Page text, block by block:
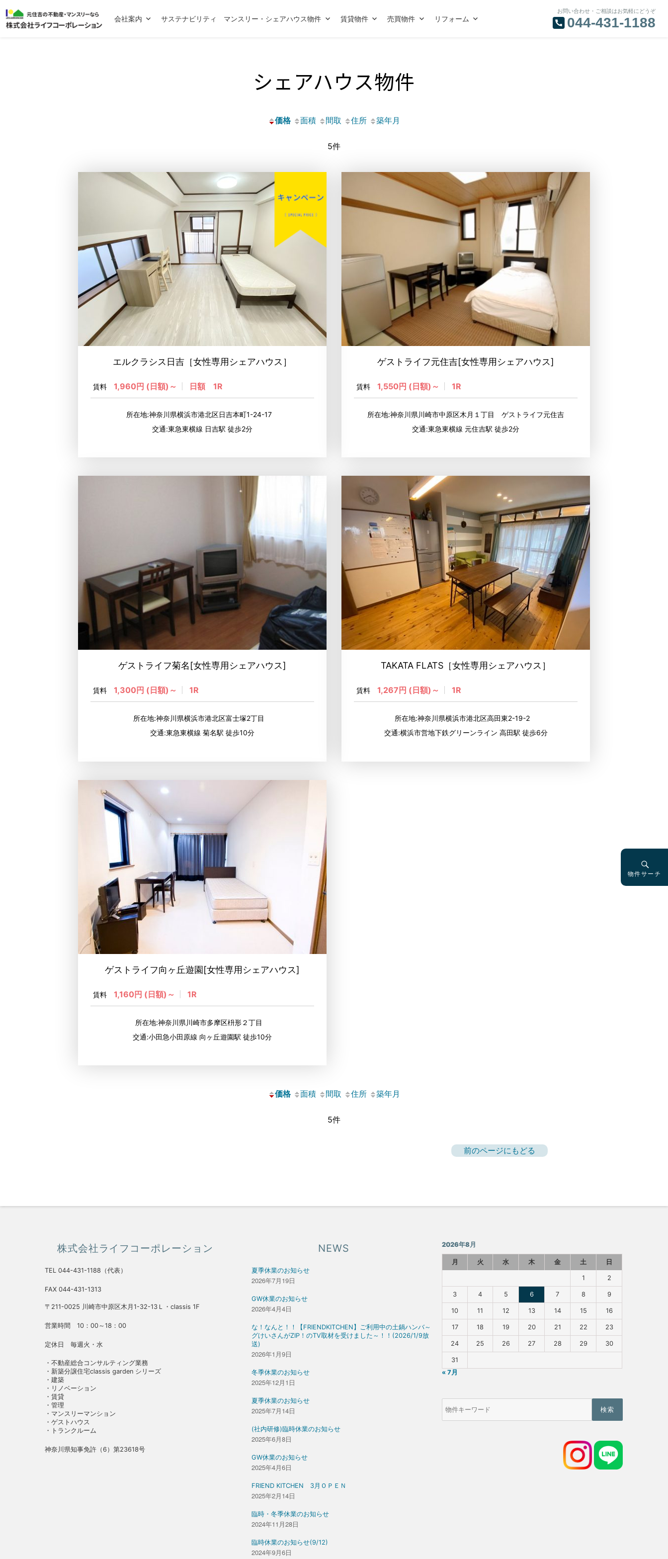
会社案内 サステナビリティ マンスリー・シェアハウス物件 賃貸物件 売買物件 リフォーム
お問い合わせ・ご相談はお気軽にどうぞ
044-431-1188
シェアハウス物件
価格 面積 間取 住所 築年月
5件
エルクラシス日吉［女性専用シェアハウス］
賃料 1,960円 (日額)～ 日額 1R
所在地:神奈川県横浜市港北区日吉本町1-24-17
交通:東急東横線 日吉駅 徒歩2分
ゲストライフ元住吉[女性専用シェアハウス]
賃料 1,550円 (日額)～ 1R
所在地:神奈川県川崎市中原区木月１丁目 ゲストライフ元住吉
交通:東急東横線 元住吉駅 徒歩2分
ゲストライフ菊名[女性専用シェアハウス]
賃料 1,300円 (日額)～ 1R
所在地:神奈川県横浜市港北区富士塚2丁目
交通:東急東横線 菊名駅 徒歩10分
TAKATA FLATS［女性専用シェアハウス］
賃料 1,267円 (日額)～ 1R
所在地:神奈川県横浜市港北区高田東2-19-2
交通:横浜市営地下鉄グリーンライン 高田駅 徒歩6分
ゲストライフ向ヶ丘遊園[女性専用シェアハウス]
賃料 1,160円 (日額)～ 1R
所在地:神奈川県川崎市多摩区枡形２丁目
交通:小田急小田原線 向ヶ丘遊園駅 徒歩10分
価格 面積 間取 住所 築年月
5件
前のページにもどる
物件サーチ
株式会社ライフコーポレーション
TEL 044-431-1188（代表）
FAX 044-431-1313
〒211-0025 川崎市中原区木月1-32-13Ｌ・classis 1F
営業時間 10：00～18：00
定休日 毎週火・水
・不動産総合コンサルティング業務
・新築分譲住宅classis garden シリーズ
・建築
・リノベーション
・賃貸
・管理
・マンスリーマンション
・ゲストハウス
・トランクルーム
神奈川県知事免許（6）第23618号
NEWS
夏季休業のお知らせ
2026年7月19日
GW休業のお知らせ
2026年4月4日
な！なんと！！【FRIENDKITCHEN】ご利用中の土鍋ハンバ～
グけいさんがZIP！のTV取材を受けました～！！(2026/1/9放
送)
2026年1月9日
冬季休業のお知らせ
2025年12月1日
夏季休業のお知らせ
2025年7月14日
(社内研修)臨時休業のお知らせ
2025年6月8日
GW休業のお知らせ
2025年4月6日
FRIEND KITCHEN 3月ＯＰＥＮ
2025年2月14日
臨時・冬季休業のお知らせ
2024年11月28日
臨時休業のお知らせ(9/12)
2024年9月6日
2026年8月
月 火 水 木 金 土 日
1 2
3 4 5 6 7 8 9
10 11 12 13 14 15 16
17 18 19 20 21 22 23
24 25 26 27 28 29 30
31
« 7月
物
件